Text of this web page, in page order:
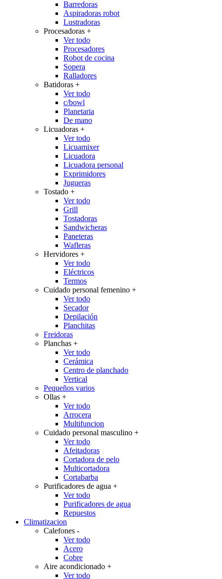
Barredoras
Aspiradoras robot
Lustradoras
Procesadoras +
Ver todo
Procesadores
Robot de cocina
Sopera
Ralladores
Batidoras +
Ver todo
c/bowl
Planetaria
De mano
Licuadoras +
Ver todo
Licuamixer
Licuadora
Licuadora personal
Exprimidores
Jugueras
Tostado +
Ver todo
Grill
Tostadoras
Sandwicheras
Paneteras
Wafleras
Hervidores +
Ver todo
Eléctricos
Termos
Cuidado personal femenino +
Ver todo
Secador
Depilación
Planchitas
Freidoras
Planchas +
Ver todo
Cerámica
Centro de planchado
Vertical
Pequeños varios
Ollas +
Ver todo
Arrocera
Multifuncion
Cuidado personal masculino +
Ver todo
Afeitadoras
Cortadora de pelo
Multicortadora
Cortabarba
Purificadores de agua +
Ver todo
Purificadores de agua
Repuestos
Climatizacion
Calefones -
Ver todo
Acero
Cobre
Aire acondicionado +
Ver todo